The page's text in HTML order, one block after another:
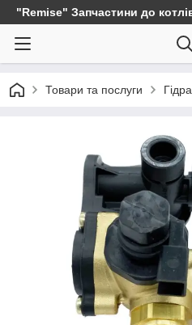
"Remise" Запчастини до
Товари та послуги